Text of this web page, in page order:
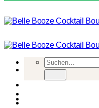
Suchen
nach: